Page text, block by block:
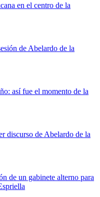
en el centro de la
de Abelardo de la
así fue el momento de la
discurso de Abelardo de la
de un gabinete alterno para